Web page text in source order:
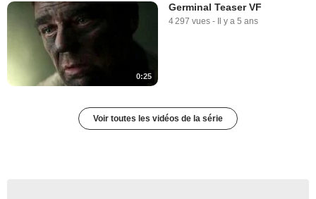
0:25
Germinal Teaser VF
4 297 vues - Il y a 5 ans
Voir toutes les vidéos de la série